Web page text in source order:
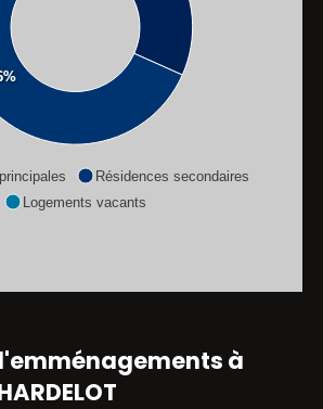
Résidences secondaires
Logements vacants
à